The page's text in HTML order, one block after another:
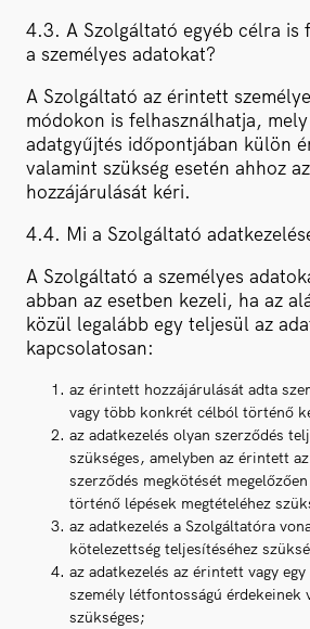
4.3. A Szolgáltató egyéb célra is
a személyes adatokat?
A Szolgáltató az érintett
módokon is felhasználhatja,
adatgyűjtés időpontjában külön
valamint szükség esetén ahhoz
hozzájárulását kéri.
4.4. Mi a Szolgáltató
A Szolgáltató a személyes
abban az esetben kezeli, ha az
közül legalább egy teljesül az
kapcsolatosan:
az érintett hozzájárulását adta
vagy több konkrét célból történő
az adatkezelés olyan szerződés
szükséges, amelyben az érintett
szerződés megkötését
történő lépések megtételéhez
az adatkezelés a Szolgáltatóra
kötelezettség teljesítéséhez
az adatkezelés az érintett vagy
személy létfontosságú érdekeinek
szükséges;